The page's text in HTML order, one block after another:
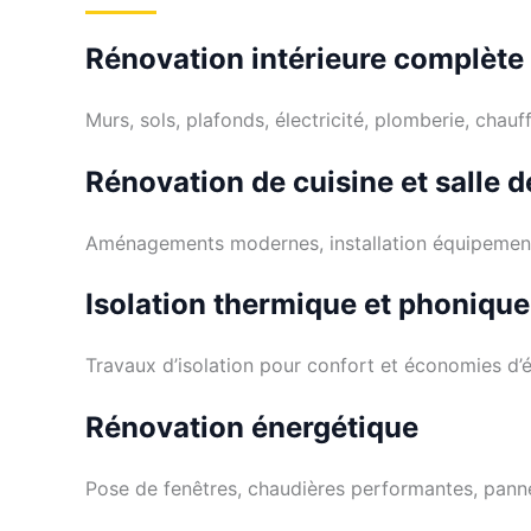
Rénovation intérieure complète
Murs, sols, plafonds, électricité, plomberie,
Rénovation de cuisine et salle
Aménagements modernes, installation
Isolation thermique et phonique
Travaux d’isolation pour confort et économies
Rénovation énergétique
Pose de fenêtres, chaudières performantes,